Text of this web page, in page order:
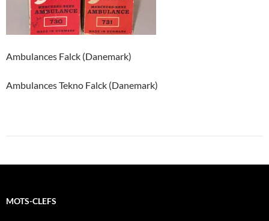
Ambulances Falck (Danemark)
Ambulances Tekno Falck (Danemark)
MOTS-CLEFS